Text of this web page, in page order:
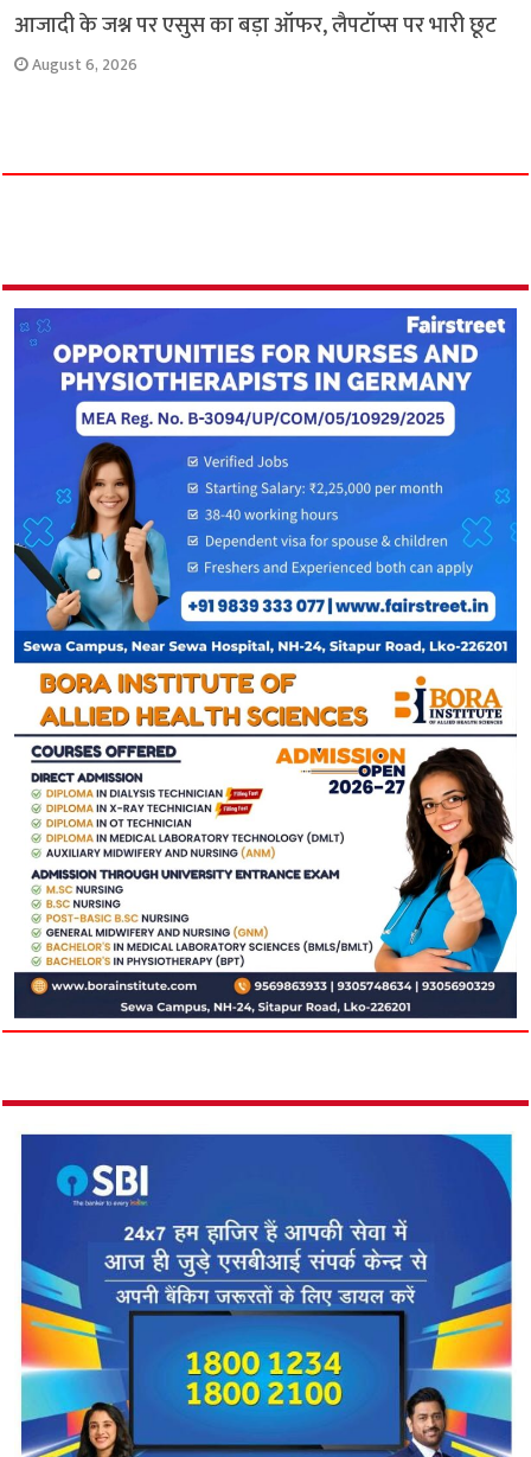
आजादी के जश्न पर एसुस का बड़ा ऑफर, लैपटॉप्स पर भारी छूट
August 6, 2026